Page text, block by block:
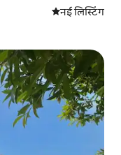
ठहरने की नई
नई लिस्टिंग